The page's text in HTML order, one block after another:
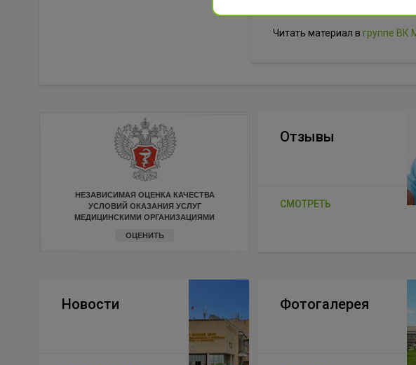
нейроортопедии и
Читать материал в группе ВК
НЕЗАВИСИМАЯ ОЦЕНКА КАЧЕСТВА
УСЛОВИЙ ОКАЗАНИЯ УСЛУГ
МЕДИЦИНСКИМИ ОРГАНИЗАЦИЯМИ
ОЦЕНИТЬ
Отзывы
СМОТРЕТЬ
Новости Фотогалерея